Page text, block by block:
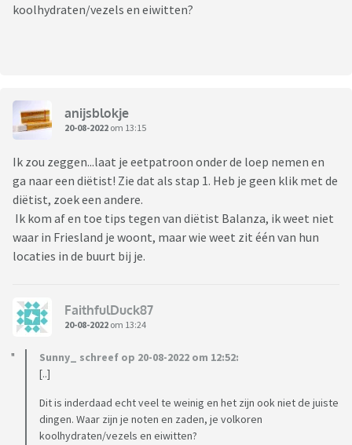
koolhydraten/vezels en eiwitten?
anijsblokje
20-08-2022 om 13:15
Ik zou zeggen...laat je eetpatroon onder de loep nemen en
ga naar een diëtist! Zie dat als stap 1. Heb je geen klik met de
diëtist, zoek een andere.
Ik kom af en toe tips tegen van diëtist Balanza, ik weet niet
waar in Friesland je woont, maar wie weet zit één van hun
locaties in de buurt bij je.
FaithfulDuck87
20-08-2022 om 13:24
Sunny_ schreef op 20-08-2022 om 12:52:
[..]
Dit is inderdaad echt veel te weinig en het zijn ook niet de juiste
dingen. Waar zijn je noten en zaden, je volkoren
koolhydraten/vezels en eiwitten?